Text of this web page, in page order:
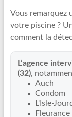
France
Recherche
de
fuite
piscine
partout
Vous remarquez
votre piscine ?
comment la
L’agence
(32),
Auch
Condom
L'Isle-
Fleurance